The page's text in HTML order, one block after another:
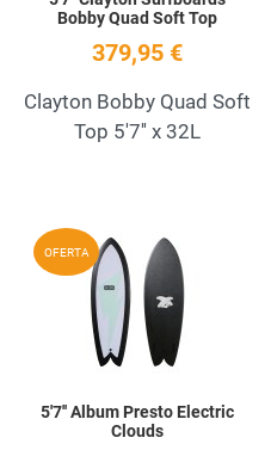
Bobby Quad Soft Top
379,95 €
Clayton Bobby Quad Soft
Top 5'7'' x 32L
Add to Wishlist
OFERTA
5'7'' Album Presto Electric
Clouds